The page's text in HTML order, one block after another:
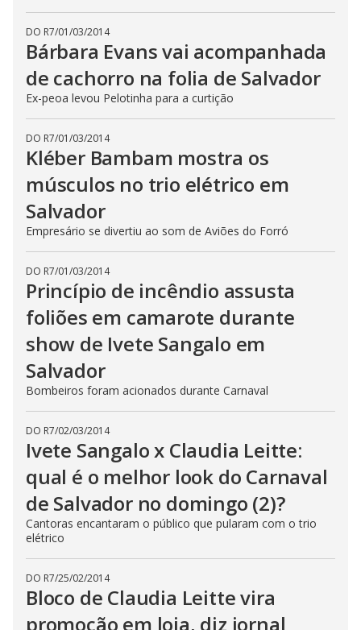
DO R7/01/03/2014
Bárbara Evans vai acompanhada
de cachorro na folia de Salvador
Ex-peoa levou Pelotinha para a curtição
DO R7/01/03/2014
Kléber Bambam mostra os
músculos no trio elétrico em
Salvador
Empresário se divertiu ao som de Aviões do Forró
DO R7/01/03/2014
Princípio de incêndio assusta
foliões em camarote durante
show de Ivete Sangalo em
Salvador
Bombeiros foram acionados durante Carnaval
DO R7/02/03/2014
Ivete Sangalo x Claudia Leitte:
qual é o melhor look do Carnaval
de Salvador no domingo (2)?
Cantoras encantaram o público que pularam com o trio
elétrico
DO R7/25/02/2014
Bloco de Claudia Leitte vira
promoção em loja, diz jornal